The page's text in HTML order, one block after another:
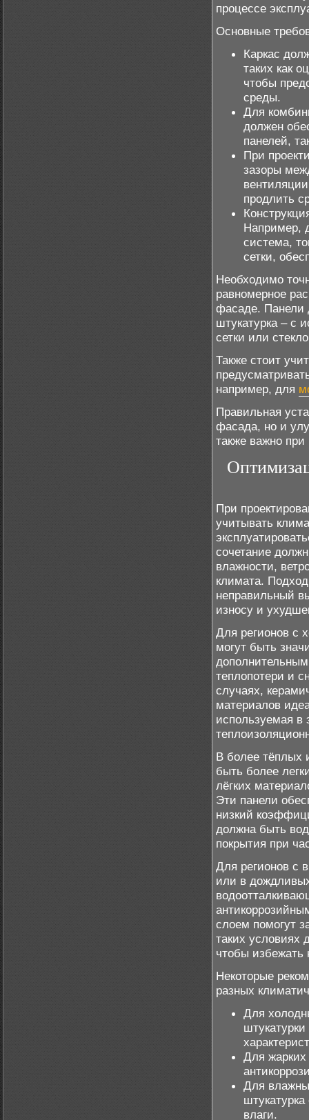
процессе
Основные
Каркас
таких как
чтобы
среды.
Для
должен
панелей,
При
зазоры
продлить
Например,
система,
сетки,
Необходимо
равномерное
фасаде. Панели
штукатурка – с
сетки или
Также стоит
например, для
Правильная
фасада, но и
также важно
При
учитывать
сочетание
влажности,
климата.
неправильный
износу и
Для регионов с
могут быть
теплопотери и
случаях,
материалов
используемая в
В более тёплых
быть более
лёгких
Эти панели
низкий
должна быть
покрытия при
Для регионов с
или в
слоем помогут
таких условиях
чтобы избежать
Некоторые
разных
Для
Для жарких
Для
влаги.